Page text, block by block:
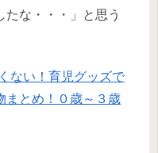
たな・・・」と思う
ない！育児グッズで
まとめ！０歳～３歳